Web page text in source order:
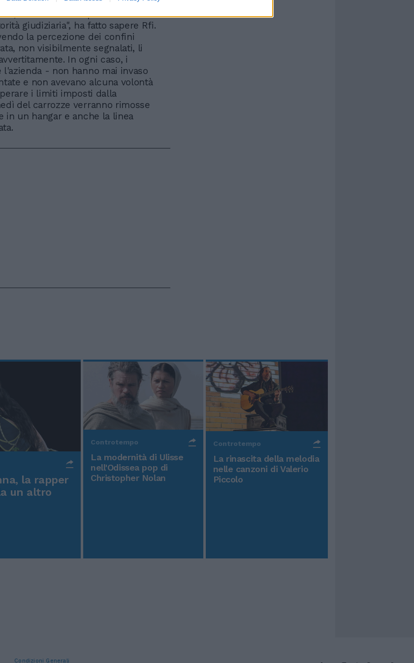
in vista della riapertura degli altri
nelle zone non poste sotto
giudiziaria", ha fatto sapere Rfi.
la percezione dei confini
non visibilmente segnalati, li
In ogni caso, i
- non hanno mai invaso
e non avevano alcuna volontà
i limiti imposti dalla
del carrozze verranno rimosse
in un hangar e anche la linea
la rapper
un altro
Controtempo
La modernità di Ulisse
nell'Odissea pop di
Christopher Nolan
Controtempo
La rinascita della melodia
nelle canzoni di Valerio
Piccolo
Condizioni Generali